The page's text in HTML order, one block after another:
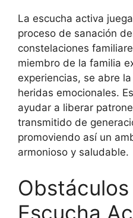
La escucha activa
proceso de sanación
constelaciones
miembro de la familia
experiencias, se abre
heridas emocionales.
ayudar a liberar
transmitido de
promoviendo así un
armonioso y saludable.
Escucha